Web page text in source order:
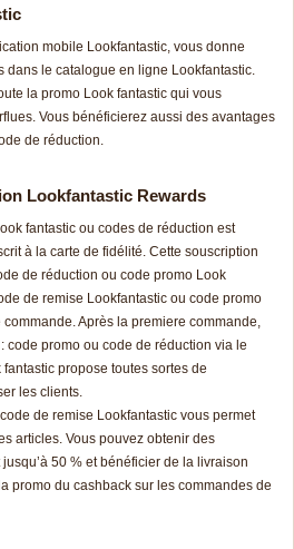
mobile Lookfantastic, vous donne
le catalogue en ligne Lookfantastic.
la promo Look fantastic qui vous
Vous bénéficierez aussi des avantages
de réduction.
Lookfantastic Rewards
fantastic ou codes de réduction est
à la carte de fidélité. Cette souscription
de réduction ou code promo Look
de remise Lookfantastic ou code promo
Après la premiere commande,
code promo ou code de réduction via le
propose toutes sortes de
les clients.
de remise Lookfantastic vous permet
articles. Vous pouvez obtenir des
50 % et bénéficier de la livraison
promo du cashback sur les commandes de